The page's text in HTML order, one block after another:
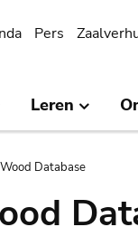
Pers
Leren
Database